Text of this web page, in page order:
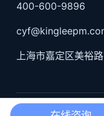
400-600-9896
上海市嘉定区美裕
沪公网安备